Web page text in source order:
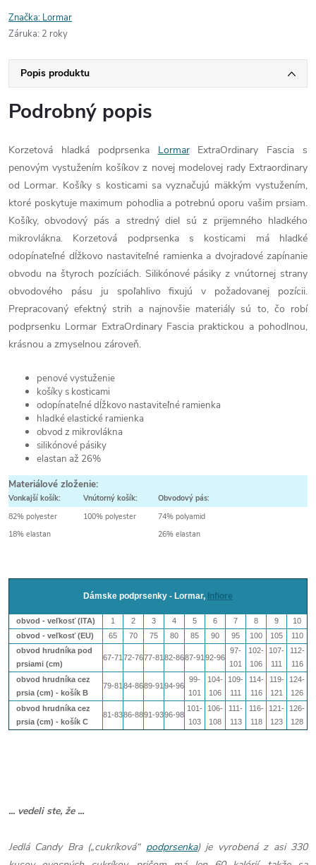
Značka: Lormar
Záruka: 2 roky
Popis produktu
Podrobný popis
Korzetová hladká podprsenka LormarExtraOrdinary Fascia s
penovým vystužením košíkov z novej modelovej rady Extraordinary
od Lormar. Košíky s kosticami sa vyznačujú mäkkým vystužením,
ktoré poskytuje maximum pohodlia a potrebnú oporu vašim prsiam.
Košíky, obvodový pás a stredný diel sú z prijemného hladkého
mikrovlákna. Korzetová podprsenka s kosticami má hladké
odopínateľné dĺžkovo nastaviteľné ramienka a dvojradové zapínanie
obvodu na štyroch pozíciách. Silikónové pásiky z vnútornej strany
obvodového pásu ju spoľahlivo fixujú v požadovanej pozícii.
Prepracovaný efektný strih a najnovšie materiály sú to, čo robí
podprsenku Lormar ExtraOrdinary Fascia praktickou a pohodlnou,
krásnou a zmyselnou zároveň.
penové vystuženie
košíky s kosticami
odopínateľné dĺžkovo nastaviteľné ramienka
hladké elastické ramienka
obvod z mikrovlákna
silikónové pásiky
elastan až 26%
Materiálové zloženie:
Vonkajší košík: Vnútorný košík:
Obvodový pás:
82% polyester
18% elastan
100% polyester
74% polyamid
26% elastan
Dámske podprsenky - Lormar, Infiore
obvod - veľkosť (ITA) 1 2 3 4 5 6 7 8 9
10
obvod - veľkosť (EU)
65 70 75 80 85 90 95 100 105
110
obvod hrudníka pod
prsiami (cm)
67-71 72-7677-81 82-8687-91 92-96
97-
101
102-
106
107-
111
112-
116
obvod hrudníka cez
prsia (cm) - košík B
79-81 84-8689-91 94-96
99-
101
104-
106
109-
111
114-
116
119-
121
124-
126
obvod hrudníka cez
prsia (cm) - košík C
81-8386-8891-9396-98
101-
103
106-
108
111-
113
116-
118
121-
123
126-
128
... vedeli ste, že ...
Jedlá Candy Bra („cukríková“ podprsenka) je vyrobená z asi 330